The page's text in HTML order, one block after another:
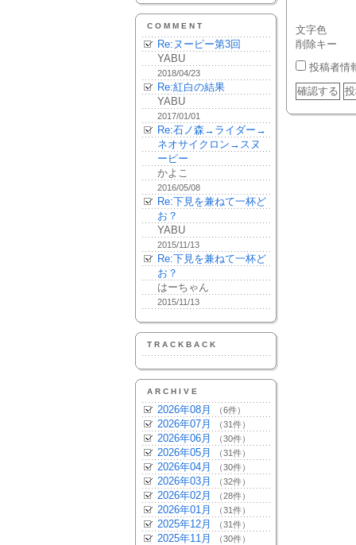
COMMENT
Re:ヌーピー第3回
YABU
2018/04/23
Re:紅白の結果
YABU
2017/01/01
Re:石ノ森→ライダー→
ネオサイクロン→スヌ
ーピー
かよこ
2016/05/08
Re:下見を兼ねて一杯ど
お？
YABU
2015/11/13
Re:下見を兼ねて一杯ど
お？
はーちゃん
2015/11/13
TRACKBACK
ARCHIVE
2026年08月 （6件）
2026年07月 （31件）
2026年06月 （30件）
2026年05月 （31件）
2026年04月 （30件）
2026年03月 （32件）
2026年02月 （28件）
2026年01月 （31件）
2025年12月 （31件）
2025年11月 （30件）
文字色
削除キー
投稿者情